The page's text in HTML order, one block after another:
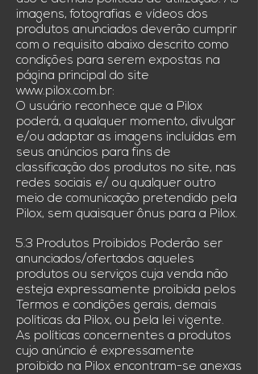
imagens, fotografias e vídeos dos
produtos anunciados deverão cumprir
com o requisito abaixo descrito como
condições para serem expostas na
página principal do site
www.pilox.com.br:
O usuário reconhece que a Pilox
poderá, a qualquer momento, divulgar
e/ou adaptar as imagens incluídas em
seus anúncios para fins de
classificação dos produtos no site, nas
redes sociais e/ ou qualquer outro
meio de comunicação pretendido pela
Pilox, sem quaisquer ônus para a Pilox.
5.3 Produtos Proibidos Poderão ser
anunciados/ofertados aqueles
produtos ou serviços cuja venda não
esteja expressamente proibida pelos
Termos e condições gerais, demais
políticas da Pilox, ou pela lei vigente.
As políticas concernentes a produtos
cujo anúncio é expressamente
proibido na Pilox encontram-se anexas